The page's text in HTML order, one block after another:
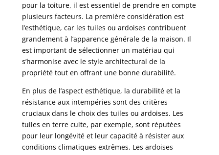
pour la toiture, il est essentiel de prendre en compte
plusieurs facteurs. La première considération est
l’esthétique, car les tuiles ou ardoises contribuent
grandement à l’apparence générale de la maison. Il
est important de sélectionner un matériau qui
s’harmonise avec le style architectural de la
propriété tout en offrant une bonne durabilité.
En plus de l’aspect esthétique, la durabilité et la
résistance aux intempéries sont des critères
cruciaux dans le choix des tuiles ou ardoises. Les
tuiles en terre cuite, par exemple, sont réputées
pour leur longévité et leur capacité à résister aux
conditions climatiques extrêmes. Les ardoises